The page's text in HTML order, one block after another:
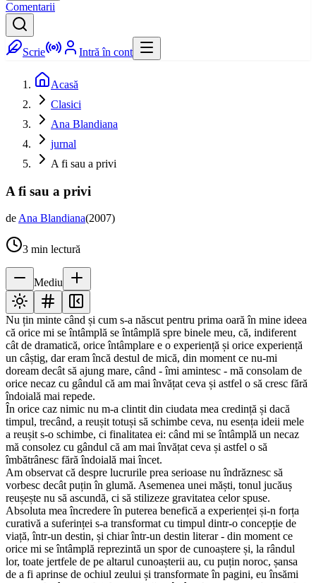
Comentarii
Scrie Intră în cont
Acasă
Clasici
Ana Blandiana
jurnal
A fi sau a privi
A fi sau a privi
deAna Blandiana(2007)
3 min lectură
Mediu
Nu țin minte când și cum s-a născut pentru prima oară în mine ideea
că orice mi se întâmplă se întâmplă spre binele meu, că, indiferent
cât de dramatică, orice întâmplare e o experiență și orice experiență
un câștig, dar eram încă destul de mică, din moment ce nu-mi
doream decât să ajung mare, când - îmi amintesc - mă consolam de
orice necaz cu gândul că am mai învățat ceva și astfel o să cresc fără
îndoială mai repede.
În orice caz nimic nu m-a clintit din ciudata mea credință și dacă
timpul, trecând, a reușit totuși să schimbe ceva, nu esența ideii mele
a reușit s-o schimbe, ci finalitatea ei: când mi se întâmplă un necaz
mă consolez cu gândul că am mai învățat ceva și astfel o să
îmbătrânesc fără îndoială mai încet.
Am observat că despre lucrurile prea serioase nu îndrăznesc să
vorbesc decât puțin în glumă. Asemenea unei măști, tonul jucăuș
reușește nu să ascundă, ci să stilizeze gravitatea celor spuse.
Absoluta mea încredere în puterea benefică a experienței și-n forța
curativă a suferinței s-a transformat cu timpul dintr-o concepție de
viață, într-un destin, și chiar într-un destin literar - din moment ce
orice mi se întâmplă reprezintă un spor de cunoaștere și, la rândul
lor, toate jertfele de pe altarul cunoașterii au, cu puțin noroc, șansa
de a fi aprinse de ochiul zeului și transformate în pagini, eu însămi